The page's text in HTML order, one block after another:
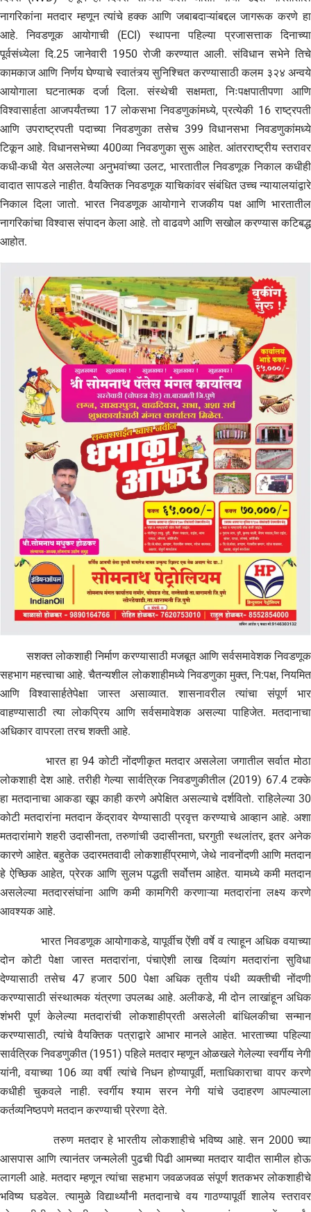
नागरिकांना मतदार म्हणून त्यांचे हक्क आणि जबाबदाऱ्यांबद्दल जागरूक करणे हा
आहे. निवडणूक आयोगाची (ECI) स्थापना पहिल्या प्रजासत्ताक दिनाच्या
पूर्वसंध्येला दि.25 जानेवारी 1950 रोजी करण्यात आली. संविधान सभेने तिचे
कामकाज आणि निर्णय घेण्याचे स्वातंत्र्य सुनिश्चित करण्यासाठी कलम ३२४ अन्वये
आयोगाला घटनात्मक दर्जा दिला. संस्थेची सक्षमता, निःपक्षपातीपणा आणि
विश्वासार्हता आजपर्यंतच्या 17 लोकसभा निवडणुकांमध्ये, प्रत्येकी 16 राष्ट्रपती
आणि उपराष्ट्रपती पदाच्या निवडणुका तसेच 399 विधानसभा निवडणुकांमध्ये
टिकून आहे. विधानसभेच्या 400व्या निवडणुका सुरू आहेत. आंतरराष्‍ट्रीय स्तरावर
कधी-कधी येत असलेल्या अनुभवांच्‍या उलट, भारतातील निवडणूक निकाल कधीही
वादात सापडले नाहीत. वैयक्तिक निवडणूक याचिकांवर संबंधित उच्च न्यायालयांद्वारे
निकाल दिला जातो. भारत निवडणूक आयोगाने राजकीय पक्ष आणि भारतातील
नागरिकांचा विश्वास संपादन केला आहे. तो वाढवणे आणि सखोल करण्यास कटिबद्ध
आहोत.
सशक्त लोकशाही निर्माण करण्यासाठी मजबूत आणि सर्वसमावेशक निवडणूक
सहभाग महत्त्वाचा आहे. चैतन्यशील लोकशाहीमध्ये निवडणुका मुक्त, नि:पक्ष, नियमित
आणि विश्वासार्हतेपेक्षा जास्त असाव्यात. शासनावरील त्यांचा संपूर्ण भार
वाहण्यासाठी त्या लोकप्रिय आणि सर्वसमावेशक असल्या पाहिजेत. मतदानाचा
अधिकार वापरला तरच शक्ती आहे.
भारत हा 94 कोटी नोंदणीकृत मतदार असलेला जगातील सर्वात मोठा
लोकशाही देश आहे. तरीही गेल्या सार्वत्रिक निवडणुकीतील (2019) 67.4 टक्के
हा मतदानाचा आकडा खूप काही करणे अपेक्षित असल्याचे दर्शवितो. राहिलेल्या 30
कोटी मतदारांना मतदान केंद्रावर येण्यासाठी प्रवृत्त करण्याचे आव्हान आहे. अशा
मतदारांमागे शहरी उदासीनता, तरुणांची उदासीनता, घरगुती स्थलांतर, इतर अनेक
कारणे आहेत. बहुतेक उदारमतवादी लोकशाहींप्रमाणे, जेथे नावनोंदणी आणि मतदान
हे ऐच्छिक आहेत, प्रेरक आणि सुलभ पद्धती सर्वोत्तम आहेत. यामध्ये कमी मतदान
असलेल्या मतदारसंघांना आणि कमी कामगिरी करणाऱ्या मतदारांना लक्ष्य करणे
आवश्यक आहे.
भारत निवडणूक आयोगाकडे, यापूर्वीच ऐंशी वर्षे व त्याहून अधिक वयाच्या
दोन कोटी पेक्षा जास्त मतदारांना, पंचाऐशी लाख दिव्यांग मतदारांना सुविधा
देण्यासाठी तसेच 47 हजार 500 पेक्षा अधिक तृतीय पंथी व्यक्तीची नोंदणी
करण्यासाठी संस्थात्मक यंत्रणा उपलब्ध आहे. अलीकडे, मी दोन लाखांहून अधिक
शंभरी पूर्ण केलेल्या मतदारांची लोकशाहीप्रती असलेली बांधिलकीचा सन्मान
करण्यासाठी, त्यांचे वैयक्तिक पत्राद्वारे आभार मानले आहेत. भारताच्या पहिल्या
सार्वत्रिक निवडणुकीत (1951) पहिले मतदार म्हणून ओळखले गेलेल्या स्वर्गीय नेगी
यांनी, वयाच्या 106 व्या वर्षी त्यांचे निधन होण्यापूर्वी, मताधिकाराचा वापर करणे
कधीही चुकवले नाही. स्वर्गीय श्याम सरन नेगी यांचे उदाहरण आपल्याला
कर्तव्यनिष्ठपणे मतदान करण्याची प्रेरणा देते.
तरुण मतदार हे भारतीय लोकशाहीचे भविष्य आहे. सन 2000 च्या
आसपास आणि त्यानंतर जन्मलेली पुढची पिढी आमच्या मतदार यादीत सामील होऊ
लागली आहे. मतदार म्हणून त्यांचा सहभाग जवळजवळ संपूर्ण शतकभर लोकशाहीचे
भविष्य घडवेल. त्यामुळे विद्यार्थ्यांनी मतदानाचे वय गाठण्यापूर्वी शालेय स्तरावर